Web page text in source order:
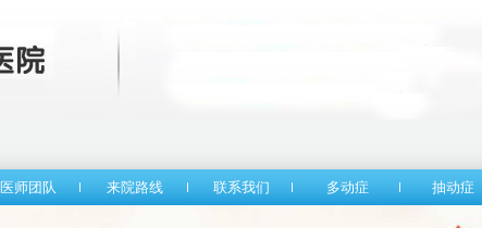
医师团队 来院路线 联系我们 多动症 抽动症